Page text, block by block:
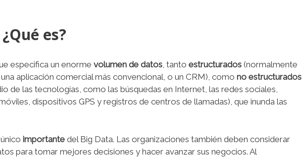
es?
especifica un enorme volumen de datos, tanto estructurados (normalmente
aplicación comercial más convencional, o un CRM), como no estructurados
de las tecnologías, como las búsquedas en Internet, las redes sociales,
dispositivos GPS y registros de centros de llamadas), que inunda las
importante del Big Data. Las organizaciones también deben considerar
para tomar mejores decisiones y hacer avanzar sus negocios. Al